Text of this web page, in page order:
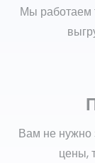
Мы работаем
Вам не нужно
цены,